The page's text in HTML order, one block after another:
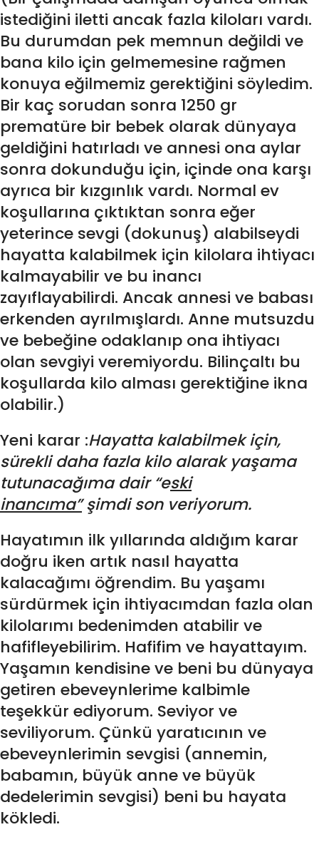
istediğini iletti ancak fazla kiloları vardı.
Bu durumdan pek memnun değildi ve
bana kilo için gelmemesine rağmen
konuya eğilmemiz gerektiğini söyledim.
Bir kaç sorudan sonra 1250 gr
prematüre bir bebek olarak dünyaya
geldiğini hatırladı ve annesi ona aylar
sonra dokunduğu için, içinde ona karşı
ayrıca bir kızgınlık vardı. Normal ev
koşullarına çıktıktan sonra eğer
yeterince sevgi (dokunuş) alabilseydi
hayatta kalabilmek için kilolara ihtiyacı
kalmayabilir ve bu inancı
zayıflayabilirdi. Ancak annesi ve babası
erkenden ayrılmışlardı. Anne mutsuzdu
ve bebeğine odaklanıp ona ihtiyacı
olan sevgiyi veremiyordu. Bilinçaltı bu
koşullarda kilo alması gerektiğine ikna
olabilir.)
Yeni karar :Hayatta kalabilmek için,
sürekli daha fazla kilo alarak yaşama
tutunacağıma dair “eski
inancıma”şimdi son veriyorum.
Hayatımın ilk yıllarında aldığım karar
doğru iken artık nasıl hayatta
kalacağımı öğrendim. Bu yaşamı
sürdürmek için ihtiyacımdan fazla olan
kilolarımı bedenimden atabilir ve
hafifleyebilirim. Hafifim ve hayattayım.
Yaşamın kendisine ve beni bu dünyaya
getiren ebeveynlerime kalbimle
teşekkür ediyorum. Seviyor ve
seviliyorum. Çünkü yaratıcının ve
ebeveynlerimin sevgisi (annemin,
babamın, büyük anne ve büyük
dedelerimin sevgisi) beni bu hayata
kökledi.